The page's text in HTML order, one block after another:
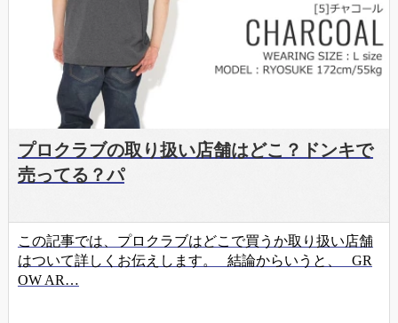
プロクラブの取り扱い店舗はどこ？ドンキで
売ってる？パ
この記事では、プロクラブはどこで買うか取り扱い店舗
はついて詳しくお伝えします。 結論からいうと、 GR
OW AR…